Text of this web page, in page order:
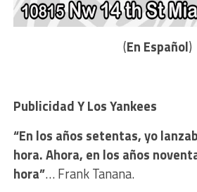
(En Español)
Publicidad Y Los Yankees
“En los años setentas, yo
hora. Ahora, en los años
hora”… Frank Tanana.